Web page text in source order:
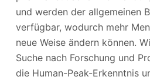
und werden der allgemeinen
verfügbar, wodurch mehr
neue Weise ändern können.
Suche nach Forschung und
die Human-Peak-Erkenntnis